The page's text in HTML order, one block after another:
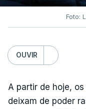
Foto:
OUVIR
A partir de hoje,
deixam de poder